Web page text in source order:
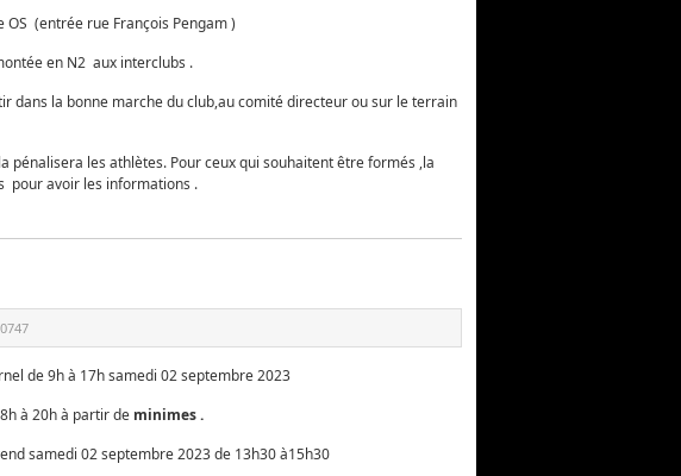
(entrée rue François Pengam )
en N2 aux interclubs .
dans la bonne marche du club,au comité directeur ou sur le terrain
pénalisera les athlètes. Pour ceux qui souhaitent être formés ,la
pour avoir les informations .
de 9h à 17h samedi 02 septembre 2023
à 20h à partir deminimes .
samedi 02 septembre 2023 de 13h30 à15h30